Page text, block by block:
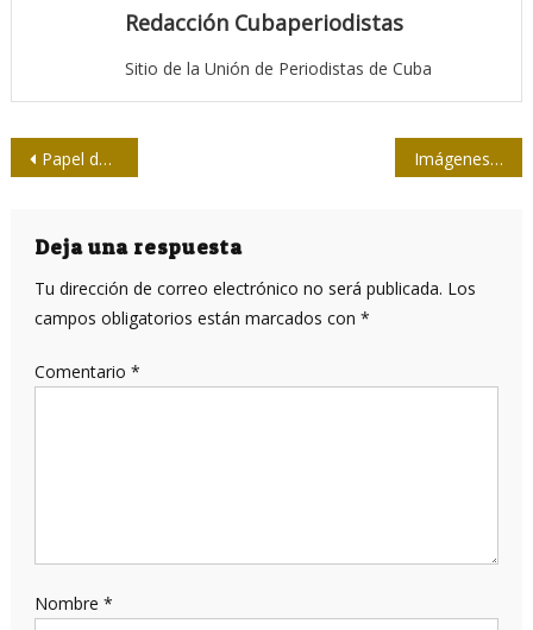
Redacción Cubaperiodistas
Sitio de la Unión de Periodistas de Cuba
Navegación
entradas
Papel de los medios de comunicación guantanameros, vital ante cercanía de Irma Imágenes de devastación tras paso de Irma
Deja una respuesta
Tu dirección de correo electrónico no será publicada. Los
campos obligatorios están marcados con *
Comentario *
Nombre *